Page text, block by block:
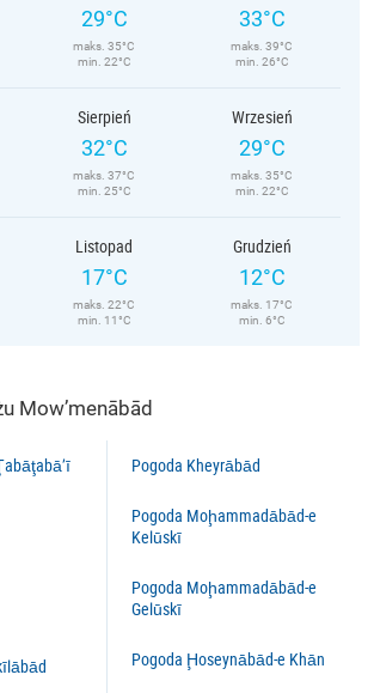
29°C
maks. 35°C
min. 22°C
33°C
maks. 39°C
min. 26°C
Sierpień
32°C
maks. 37°C
min. 25°C
Wrzesień
29°C
maks. 35°C
min. 22°C
Listopad
17°C
maks. 22°C
min. 11°C
Grudzień
12°C
maks. 17°C
min. 6°C
Mow’menābād
Pogoda Kheyrābād
Pogoda Moḩammadābād-e
Kelūskī
Pogoda Moḩammadābād-e
Gelūskī
Pogoda Ḩoseynābād-e Khān